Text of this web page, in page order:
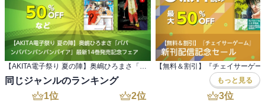
【AKITA電子祭り 夏の陣】奥嶋ひろまさ「ババ ンババンバンバンパイア」最新14巻発売記念フェア
同じジャンルのランキング もっと見る
1位 2位 3位